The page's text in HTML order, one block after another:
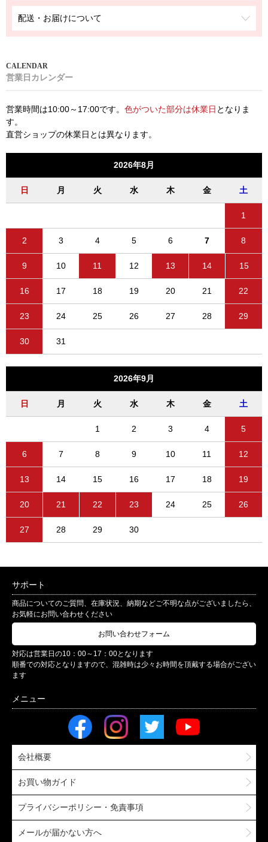
配送・お届けについて
営業日カレンダー
営業時間は10:00～17:00です。 色がついた部分は休業日 となりま
す。
直営ショップの休業日とは異なります。
2026年8月
日 月 火 水 木 金 土
1
2 3 4 5 6 7 8
9 10 11 12 13 14 15
16 17 18 19 20 21 22
23 24 25 26 27 28 29
30 31
2026年9月
日 月 火 水 木 金 土
1 2 3 4 5
6 7 8 9 10 11 12
13 14 15 16 17 18 19
20 21 22 23 24 25 26
27 28 29 30
サポート
商品についてのご質問、在庫状況、納期などご不明な点がございましたら、
お気軽にお問い合わせください
お問い合わせフォーム
対応は営業日の10：00～17：00となります
順番での対応となりますので、混雑時は少々お時間を頂戴する場合がござい
ます
会社概要
お買い物ガイド
プライバシーポリシー・免責事項
メールが届かない方へ